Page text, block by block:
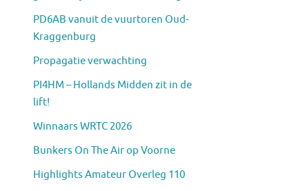
PD6AB vanuit de vuurtoren Oud-
Kraggenburg
Propagatie verwachting
PI4HM – Hollands Midden zit in de
lift!
Winnaars WRTC 2026
Bunkers On The Air op Voorne
Highlights Amateur Overleg 110